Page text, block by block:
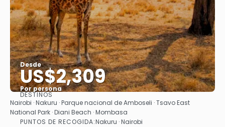
Desde
US$2,309
Por persona
Ver
DESTINOS
Nairobi · Nakuru · Parque nacional de Amboseli · Tsavo East
National Park · Diani Beach · Mombasa
PUNTOS DE RECOGIDA:Nakuru · Nairobi